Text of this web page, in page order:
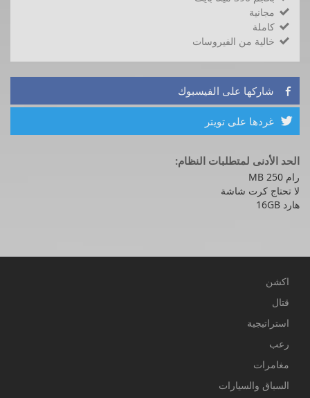
 مجانية
 كاملة
 خالية من الفيروسات
 شاركها على الفيسبوك
 غردها على تويتر
الحد الأدنى لمتطلبات النظام:
رام 250 MB
لا تحتاج كرت شاشة
هارد 16GB
اكشن
قتال
استراتيجية
رعب
مغامرات
السباق والسيارات